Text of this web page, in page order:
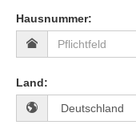
Hausnummer:
Land: